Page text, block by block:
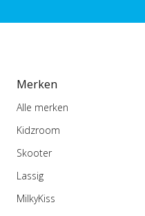
Merken
Alle merken
Kidzroom
Skooter
Lassig
MilkyKiss